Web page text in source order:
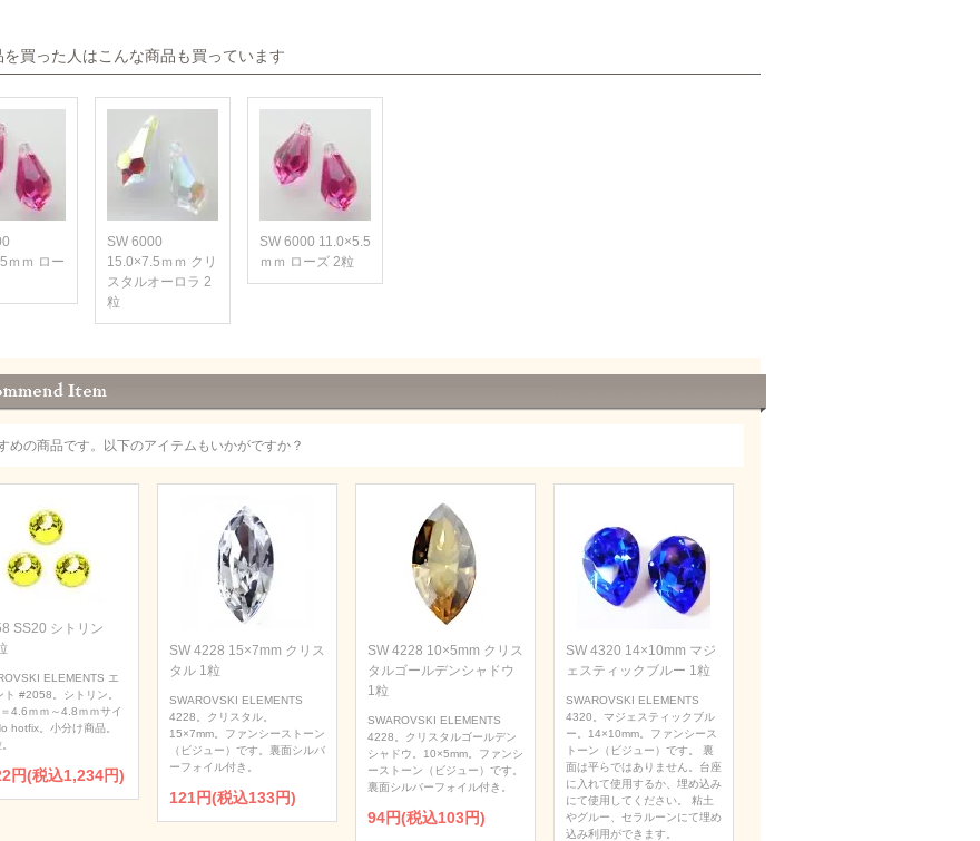
を買った人はこんな商品も買っています
ｍｍ ロー
SW 6000
15.0×7.5ｍｍ クリ
スタルオーロラ 2
粒
SW 6000 11.0×5.5
ｍｍ ローズ 2粒
めの商品です。以下のアイテムもいかがですか？
SS20 シトリン
ELEMENTS エ
ト #2058。シトリン。
4.6ｍｍ～4.8ｍｍサイ
hotfix。小分け商品。
円(税込1,234円)
SW 4228 15×7mm クリス
タル 1粒
SWAROVSKI ELEMENTS
4228。クリスタル。
15×7mm。ファンシーストーン
（ビジュー）です。裏面シルバ
ーフォイル付き。
121円(税込133円)
SW 4228 10×5mm クリス
タルゴールデンシャドウ
1粒
SWAROVSKI ELEMENTS
4228。クリスタルゴールデン
シャドウ。10×5mm。ファンシ
ーストーン（ビジュー）です。
裏面シルバーフォイル付き。
94円(税込103円)
SW 4320 14×10mm マジ
ェスティックブルー 1粒
SWAROVSKI ELEMENTS
4320。マジェスティックブル
ー。14×10mm。ファンシース
トーン（ビジュー）です。 裏
面は平らではありません。台座
に入れて使用するか、埋め込み
にて使用してください。 粘土
やグルー、セラルーンにて埋め
込み利用ができます。